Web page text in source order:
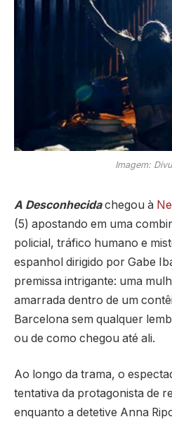
Imagem:
A Desconhecidachegou à
(5) apostando em uma
policial, tráfico humano e
espanhol dirigido por Gabe
premissa intrigante: uma
amarrada dentro de um
Barcelona sem qualquer
ou de como chegou até ali.
Ao longo da trama, o
tentativa da protagonista de
enquanto a detetive Anna